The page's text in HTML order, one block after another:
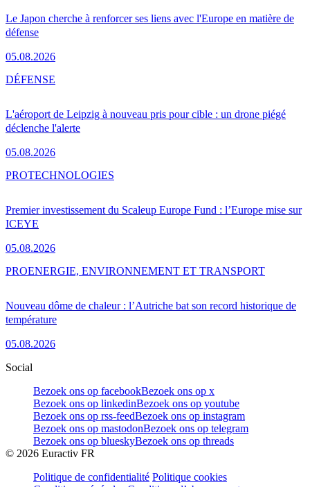
Le Japon cherche à renforcer ses liens avec l'Europe en matière de
défense
05.08.2026
L'aéroport de Leipzig à nouveau pris pour cible : un drone piégé
déclenche l'alerte
05.08.2026
DÉFENSE
Premier investissement du Scaleup Europe Fund : l’Europe mise sur
ICEYE
05.08.2026
PROTECHNOLOGIES
Nouveau dôme de chaleur : l’Autriche bat son record historique de
température
05.08.2026
PROENERGIE, ENVIRONNEMENT ET TRANSPORT
Social
Bezoek ons op facebookBezoek ons op x
Bezoek ons op linkedinBezoek ons op youtube
Bezoek ons op rss-feedBezoek ons op instagram
Bezoek ons op mastodonBezoek ons op telegram
Bezoek ons op blueskyBezoek ons op threads
© 2026 Euractiv FR
Politique de confidentialité Politique cookies